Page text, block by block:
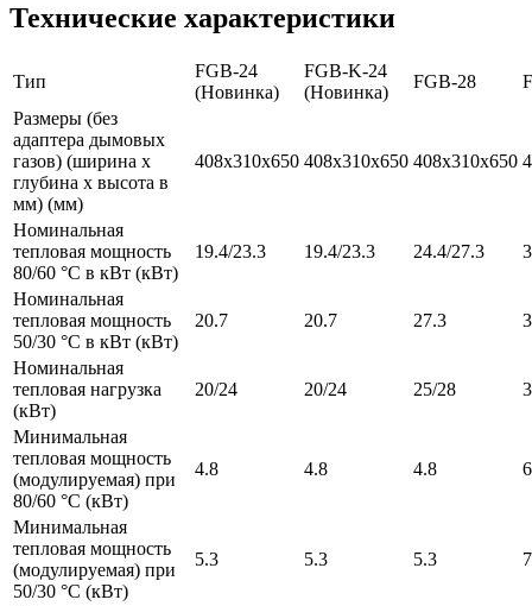
Технические характеристики
Тип
FGB-24
(Новинка)
FGB-K-24
(Новинка)
FGB-28
Размеры (без
адаптера дымовых
газов) (ширина х
глубина х высота в
мм) (мм)
408x310x650 408x310x650 408x310x650
Номинальная
тепловая мощность
80/60 °С в кВт (кВт)
19.4/23.3 19.4/23.3 24.4/27.3
Номинальная
тепловая мощность
50/30 °С в кВт (кВт)
20.7 20.7 27.3
Номинальная
тепловая нагрузка
(кВт)
20/24 20/24 25/28
Минимальная
тепловая мощность
(модулируемая) при
80/60 °C (кВт)
4.8 4.8 4.8
Минимальная
тепловая мощность
(модулируемая) при
50/30 °C (кВт)
5.3 5.3 5.3